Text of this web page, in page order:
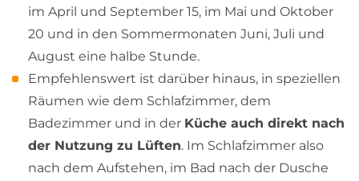
im April und September 15, im Mai und Oktober
20 und in den Sommermonaten Juni, Juli und
August eine halbe Stunde.
Empfehlenswert ist darüber hinaus, in speziellen
Räumen wie dem Schlafzimmer, dem
Badezimmer und in der Küche auch direkt nach
der Nutzung zu Lüften. Im Schlafzimmer also
nach dem Aufstehen, im Bad nach der Dusche